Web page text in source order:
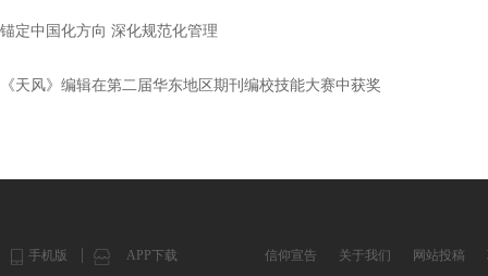
锚定中国化方向 深化规范化管理
《天风》编辑在第二届华东地区期刊编校技能大赛中获奖
手机版 APP下载 信仰宣告 关于我们 网站投稿